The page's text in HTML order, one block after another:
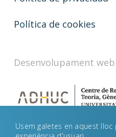
Política de cookies
Desenvolupament web
Usem galetes en aquest